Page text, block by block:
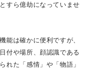
すら億劫になっていませ
能は確かに便利ですが、
付や場所、顔認識である
れた「感情」や「物語」